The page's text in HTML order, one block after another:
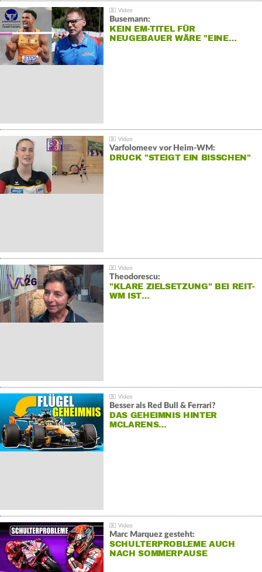
Busemann:
KEIN EM-TITEL FÜR
NEUGEBAUER WÄRE "EINE…
Varfolomeev vor Heim-WM:
DRUCK "STEIGT EIN BISSCHEN"
Theodorescu:
"KLARE ZIELSETZUNG" BEI REIT-
WM IST…
Besser als Red Bull & Ferrari?
DAS GEHEIMNIS HINTER
MCLARENS…
Marc Marquez gesteht:
SCHULTERPROBLEME AUCH
NACH SOMMERPAUSE